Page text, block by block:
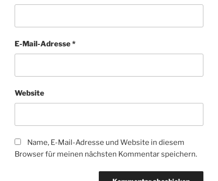
E-Mail-Adresse*
Website
Name, E-Mail-Adresse und Website in diesem
Browser für meinen nächsten Kommentar speichern.